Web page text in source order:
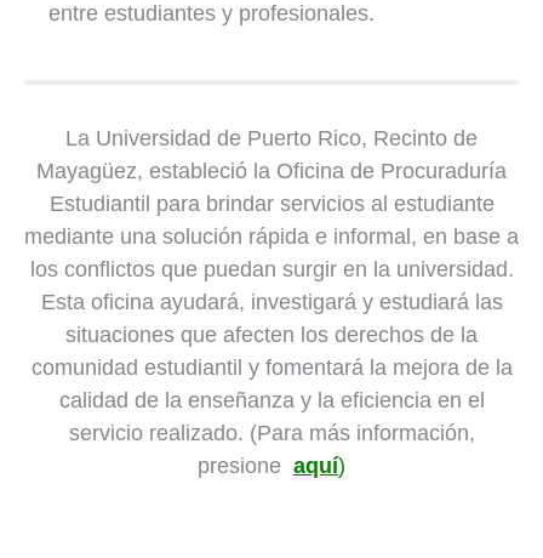
entre estudiantes y profesionales.
La Universidad de Puerto Rico, Recinto de
Mayagüez, estableció la Oficina de Procuraduría
Estudiantil para brindar servicios al estudiante
mediante una solución rápida e informal, en base a
los conflictos que puedan surgir en la universidad.
Esta oficina ayudará, investigará y estudiará las
situaciones que afecten los derechos de la
comunidad estudiantil y fomentará la mejora de la
calidad de la enseñanza y la eficiencia en el
servicio realizado. (Para más información,
presione aquí)